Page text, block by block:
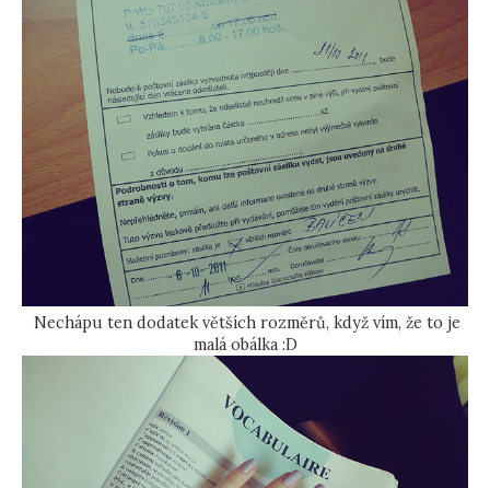
Nechápu ten dodatek větších rozměrů, když vím, že to je
malá obálka :D